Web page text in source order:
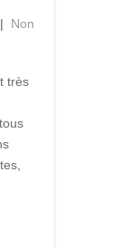
| Non
très